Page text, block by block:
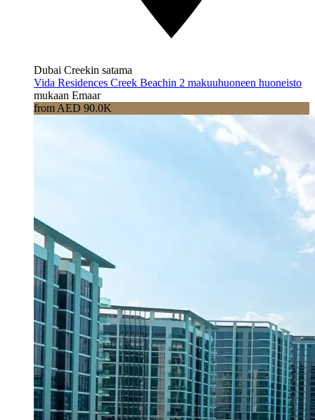
Dubai Creekin satama
Vida Residences Creek Beachin 2 makuuhuoneen huoneisto
mukaan Emaar
from AED 90.0K